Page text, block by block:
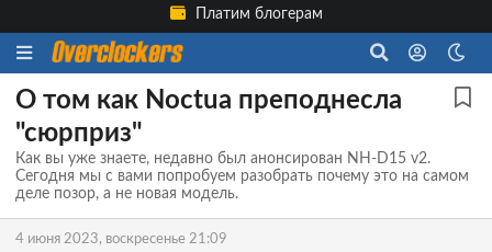
Платим блогерам
О том как Noctua преподнесла
"сюрприз"
Как вы уже знаете, недавно был анонсирован NH-D15 v2.
Сегодня мы с вами попробуем разобрать почему это на самом
деле позор, а не новая модель.
4 июня 2023, воскресенье 21:09